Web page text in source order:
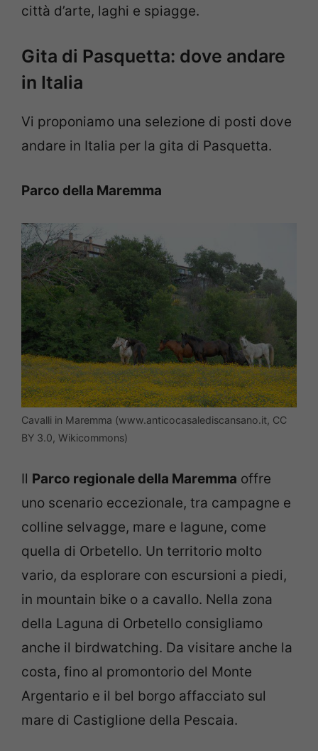
città d’arte, laghi e spiagge.
Gita di Pasquetta: dove andare
in Italia
Vi proponiamo una selezione di posti dove
andare in Italia per la gita di Pasquetta.
Parco della Maremma
Cavalli in Maremma (www.anticocasalediscansano.it, CC
BY 3.0, Wikicommons)
Il Parco regionale della Maremma offre
uno scenario eccezionale, tra campagne e
colline selvagge, mare e lagune, come
quella di Orbetello. Un territorio molto
vario, da esplorare con escursioni a piedi,
in mountain bike o a cavallo. Nella zona
della Laguna di Orbetello consigliamo
anche il birdwatching. Da visitare anche la
costa, fino al promontorio del Monte
Argentario e il bel borgo affacciato sul
mare di Castiglione della Pescaia.